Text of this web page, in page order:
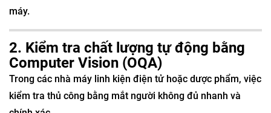
máy.
2. Kiểm tra chất lượng tự động bằng
Computer Vision (OQA)
Trong các nhà máy linh kiện điện tử hoặc dược phẩm, việc
kiểm tra thủ công bằng mắt người không đủ nhanh và